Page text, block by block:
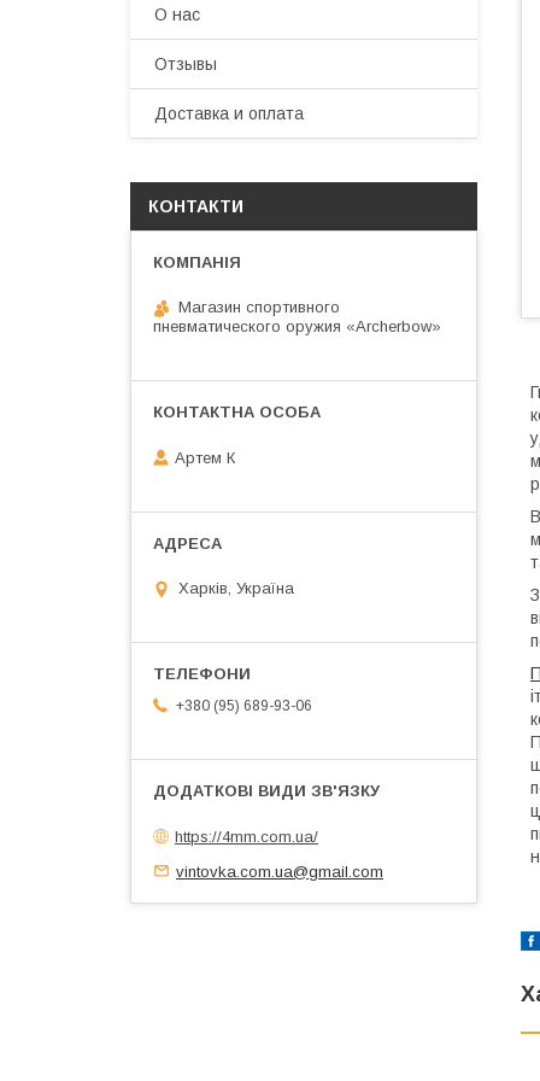
О нас
Отзывы
Доставка и оплата
КОНТАКТИ
Магазин спортивного
пневматического оружия «Archerbow»
Артем К
Харків, Україна
+380 (95) 689-93-06
https://4mm.com.ua/
vintovka.com.ua@gmail.com